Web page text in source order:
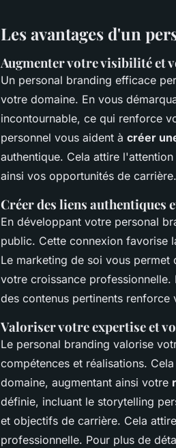
Les avantages d'un
Augmenter votre visibilité et
Un personal branding efficace
votre domaine. En vous
incontournable, ce qui renforce
personnel vous aident à créer
authentique. Cela attire
ainsi vos opportunités de carrière.
Créer des liens
En développant votre personal
public. Cette connexion favorise
Le marketing de soi vous
votre croissance
des contenus pertinents
Valoriser votre expertise et
Le personal branding valorise
compétences et réalisations.
domaine, augmentant ainsi votre
définie, incluant le storytelling
et objectifs de carrière. Cela
professionnelle. Pour plus de